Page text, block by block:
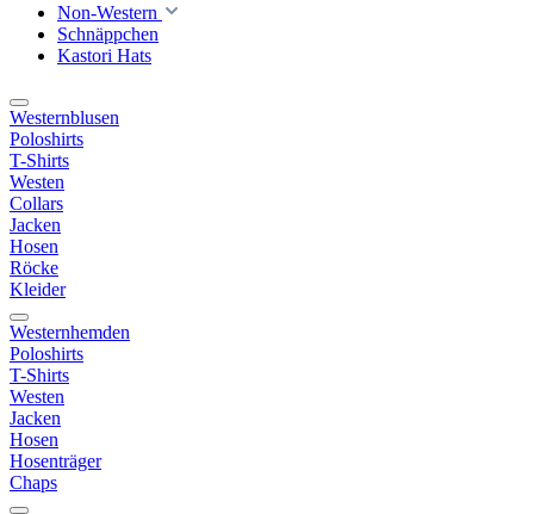
Non-Western
Schnäppchen
Kastori Hats
Westernblusen
Poloshirts
T-Shirts
Westen
Collars
Jacken
Hosen
Röcke
Kleider
Westernhemden
Poloshirts
T-Shirts
Westen
Jacken
Hosen
Hosenträger
Chaps